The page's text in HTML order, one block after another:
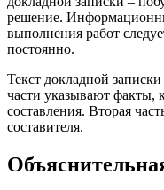
решение.
выполнения работ
постоянно.
Текст докладной
части указывают факты,
составления. Вторая
составителя.